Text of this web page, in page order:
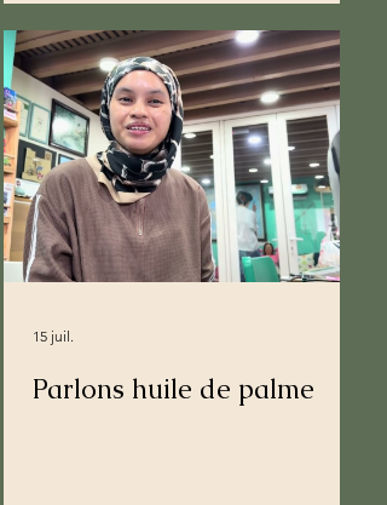
Parlons huile de palme
15 juil.